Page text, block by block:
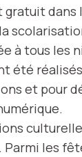
gratuit dans
à tous les
été
et pour
les